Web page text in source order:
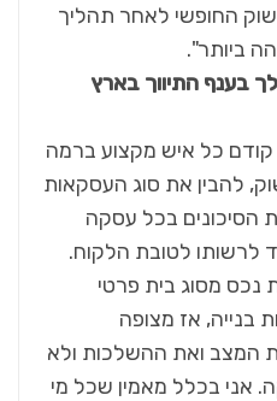
החופשי לאחר תהליך
ביותר".
בענף התיווך בארץ
קודם כל איש מקצוע ברמה
להבין את סוג העסקאות
הסיכונים בכל עסקה
לרשותו לטובת הלקוח.
נכס מסוג בית פרטי
בנייה, אז מצופה
המצב ואת ההשלכות ולא
אני בכלל מאמין שכל מי